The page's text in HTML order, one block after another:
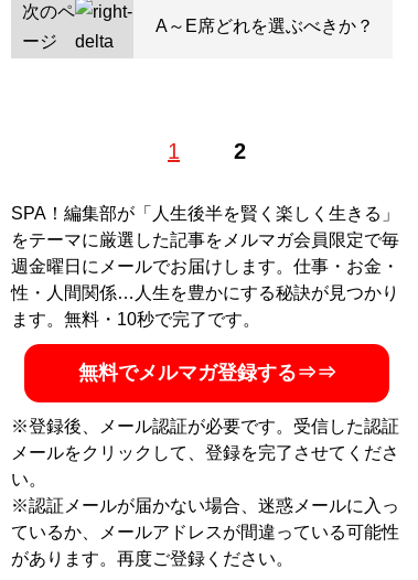
次のペ
ージ
A～E席どれを選ぶべきか？
1 2
SPA！編集部が「人生後半を賢く楽しく生きる」
をテーマに厳選した記事をメルマガ会員限定で毎
週金曜日にメールでお届けします。仕事・お金・
性・人間関係…人生を豊かにする秘訣が見つかり
ます。無料・10秒で完了です。
無料でメルマガ登録する⇒⇒
※登録後、メール認証が必要です。受信した認証
メールをクリックして、登録を完了させてくださ
い。
※認証メールが届かない場合、迷惑メールに入っ
ているか、メールアドレスが間違っている可能性
があります。再度ご登録ください。